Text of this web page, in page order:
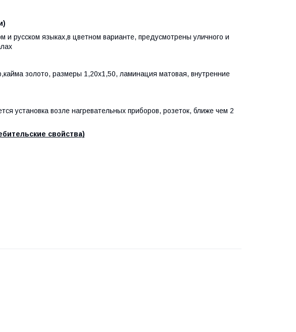
русском языках,в цветном варианте, предусмотрены уличного и
золото, размеры 1,20х1,50, ламинация матовая, внутренние
установка возле нагревательных приборов, розеток, ближе чем 2
свойства)